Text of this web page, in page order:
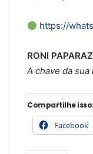
https://
RONI
A chave da sua
Compartilhe isso:
Facebook